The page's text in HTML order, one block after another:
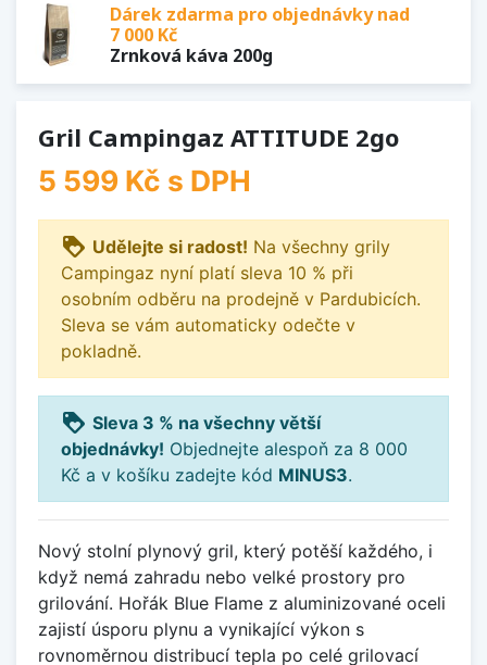
Dárek zdarma pro objednávky nad
7 000 Kč
Zrnková káva 200g
Gril Campingaz ATTITUDE 2go
5 599 Kč s DPH
loyalty Udělejte si radost! Na všechny grily
Campingaz nyní platí sleva 10 % při
osobním odběru na prodejně v Pardubicích.
Sleva se vám automaticky odečte v
pokladně.
loyalty Sleva 3 % na všechny větší
objednávky! Objednejte alespoň za 8 000
Kč a v košíku zadejte kód MINUS3.
Nový stolní plynový gril, který potěší každého, i
když nemá zahradu nebo velké prostory pro
grilování. Hořák Blue Flame z aluminizované oceli
zajistí úsporu plynu a vynikající výkon s
rovnoměrnou distribucí tepla po celé grilovací